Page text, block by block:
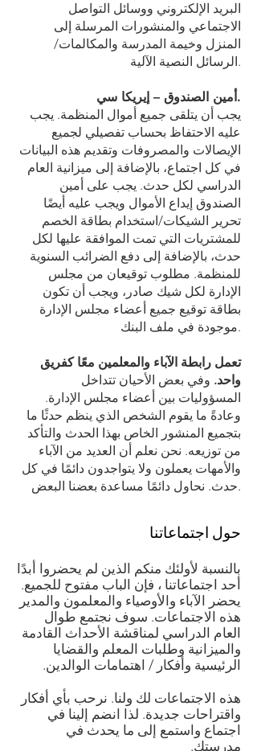
البريد الإلكتروني ووسائل التواصل
الاجتماعي والمنشورات المرسلة إلى
المنزل وخيمة المدرسة والمكالمات/
الرسائل النصية الآلية.
أمين الصندوق – إيريكا سي.
يجب أن يتلقى جميع أموال المنظمة. يجب
عليه الاحتفاظ بحساب تفصيلي لجميع
الإيصالات والمصروفات وتقديم هذه البيانات
في كل اجتماع، بالإضافة إلى ميزانية العام
الدراسي لكل حدث. يجب على أمين
الصندوق إيداع الأموال ويجب عليه أيضًا
تحرير الشيكات/استخدام بطاقة الخصم
للمشتريات التي تمت الموافقة عليها لكل
حدث، بالإضافة إلى دفع الضرائب السنوية
للمنظمة. مطلوب توقيعان من مجلس
الإدارة لكل شيك صادر، ويجب أن تكون
بطاقة توقيع جميع أعضاء مجلس الإدارة
موجودة في ملف البنك.
تعمل رابطة الآباء والمعلمين معًا كفريق
واحد. وفي بعض الأحيان تتداخل
المسؤوليات بين أعضاء مجلس الإدارة.
وعادةً ما يقوم الشخص الذي ينظم حدثًا ما
بتجميع المنشور الخاص بهذا الحدث والتأكد
من توزيعه. نحن نعلم أن العديد من الآباء
والأمهات يعملون ولا يتواجدون دائمًا في كل
حدث. نحاول دائمًا مساعدة بعضنا البعض.
حول اجتماعاتنا
بالنسبة لأولئك منكم الذين لم يحضروا أبدًا
أحد اجتماعاتنا ، فإن الباب مفتوح للجميع.
يحضر الآباء والأوصياء والمعلمون والمدير
هذه الاجتماعات. سوف نجتمع طوال
العام الدراسي لمناقشة الأحداث القادمة
والميزانية وطلبات المعلم والقضايا
الرئيسية وأفكار / اهتمامات الوالدين.
هذه الاجتماعات لك ولنا. نرحب بأي أفكار
واقتراحات جديدة. لذا انضم إلينا في
اجتماع واستمع إلى ما يحدث في
مدرستك.